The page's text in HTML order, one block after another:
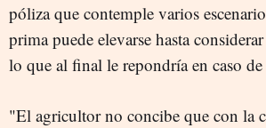
póliza que contemple varios
prima puede elevarse hasta
lo que al final le repondría en caso
"El agricultor no concibe que con la